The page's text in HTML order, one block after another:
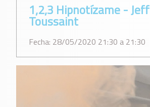
1,2,3 Hipnotízame - Jeff
Toussaint
Fecha: 28/05/2020 21:30 a 21:30